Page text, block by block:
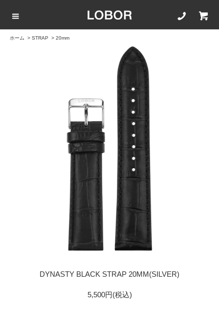
ホーム > STRAP > 20mm
DYNASTY BLACK STRAP 20MM(SILVER)
5,500円(税込)